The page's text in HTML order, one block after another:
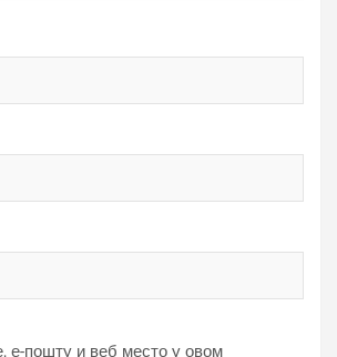
е-пошту и веб место у овом